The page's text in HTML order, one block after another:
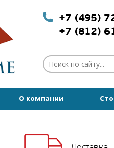
+7 (495)
+7 (812)
О компании